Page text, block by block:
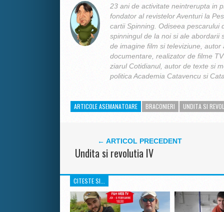
23 ani de activitate neintrerupta in
fondator al revistelor Aventuri la
cartii Spinning. Odiseea pescarului
spinningul de la noi si ale abordarii
de imagine film si televiziune,
documentare, realizator de filme
ziarul Cotidianul, autor de texte si
politica Academia Catavencu si
ARTICOLE ASEMANATOARE BRACONIERI UNDITA SI
← ARTICOL PRECEDENT
Undita si revolutia IV
CITESTE SI...